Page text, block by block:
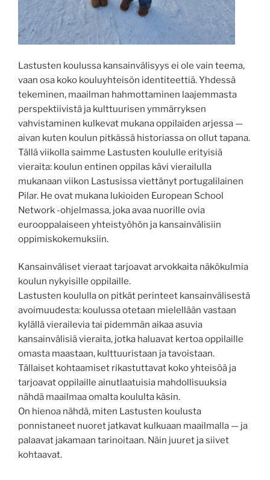
Lastusten koulussa kansainvälisyys ei ole vain teema,
vaan osa koko kouluyhteisön identiteettiä. Yhdessä
tekeminen, maailman hahmottaminen laajemmasta
perspektiivistä ja kulttuurisen ymmärryksen
vahvistaminen kulkevat mukana oppilaiden arjessa —
aivan kuten koulun pitkässä historiassa on ollut tapana.
Tällä viikolla saimme Lastusten koululle erityisiä
vieraita: koulun entinen oppilas kävi vierailulla
mukanaan viikon Lastusissa viettänyt portugalilainen
Pilar. He ovat mukana lukioiden European School
Network -ohjelmassa, joka avaa nuorille ovia
eurooppalaiseen yhteistyöhön ja kansainvälisiin
oppimiskokemuksiin.
Kansainväliset vieraat tarjoavat arvokkaita näkökulmia
koulun nykyisille oppilaille.
Lastusten koululla on pitkät perinteet kansainvälisestä
avoimuudesta: koulussa otetaan mielellään vastaan
kylällä vierailevia tai pidemmän aikaa asuvia
kansainvälisiä vieraita, jotka haluavat kertoa oppilaille
omasta maastaan, kulttuuristaan ja tavoistaan.
Tällaiset kohtaamiset rikastuttavat koko yhteisöä ja
tarjoavat oppilaille ainutlaatuisia mahdollisuuksia
nähdä maailmaa omalta koululta käsin.
On hienoa nähdä, miten Lastusten koulusta
ponnistaneet nuoret jatkavat kulkuaan maailmalla — ja
palaavat jakamaan tarinoitaan. Näin juuret ja siivet
kohtaavat.